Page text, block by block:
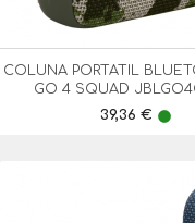
COLUNA PORTATIL
GO 4 SQUAD
Preço
39,36 € lens
Vista